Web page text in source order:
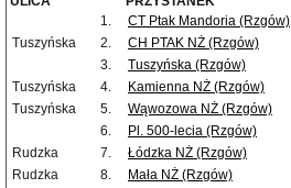
1.
CT Ptak Mandoria (Rzgów)
Tuszyńska
2. CH PTAK NŻ (Rzgów)
3.
Tuszyńska (Rzgów)
Tuszyńska
4. Kamienna NŻ (Rzgów)
Tuszyńska
5. Wąwozowa NŻ (Rzgów)
6.
Pl. 500-lecia (Rzgów)
Rudzka
7. Łódzka NŻ (Rzgów)
Rudzka
8. Mała NŻ (Rzgów)